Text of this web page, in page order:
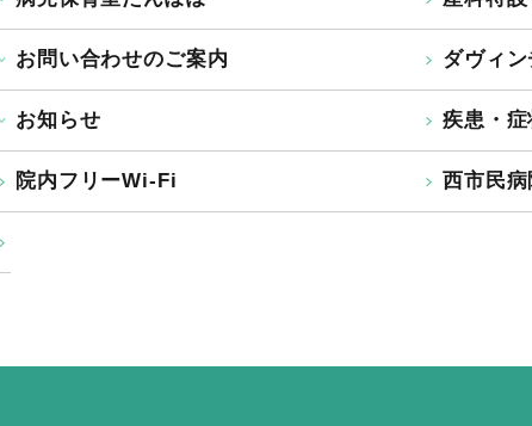
お問い合わせのご案内
お知らせ
院内フリーWi-Fi
ダヴィ
疾患・
西市民